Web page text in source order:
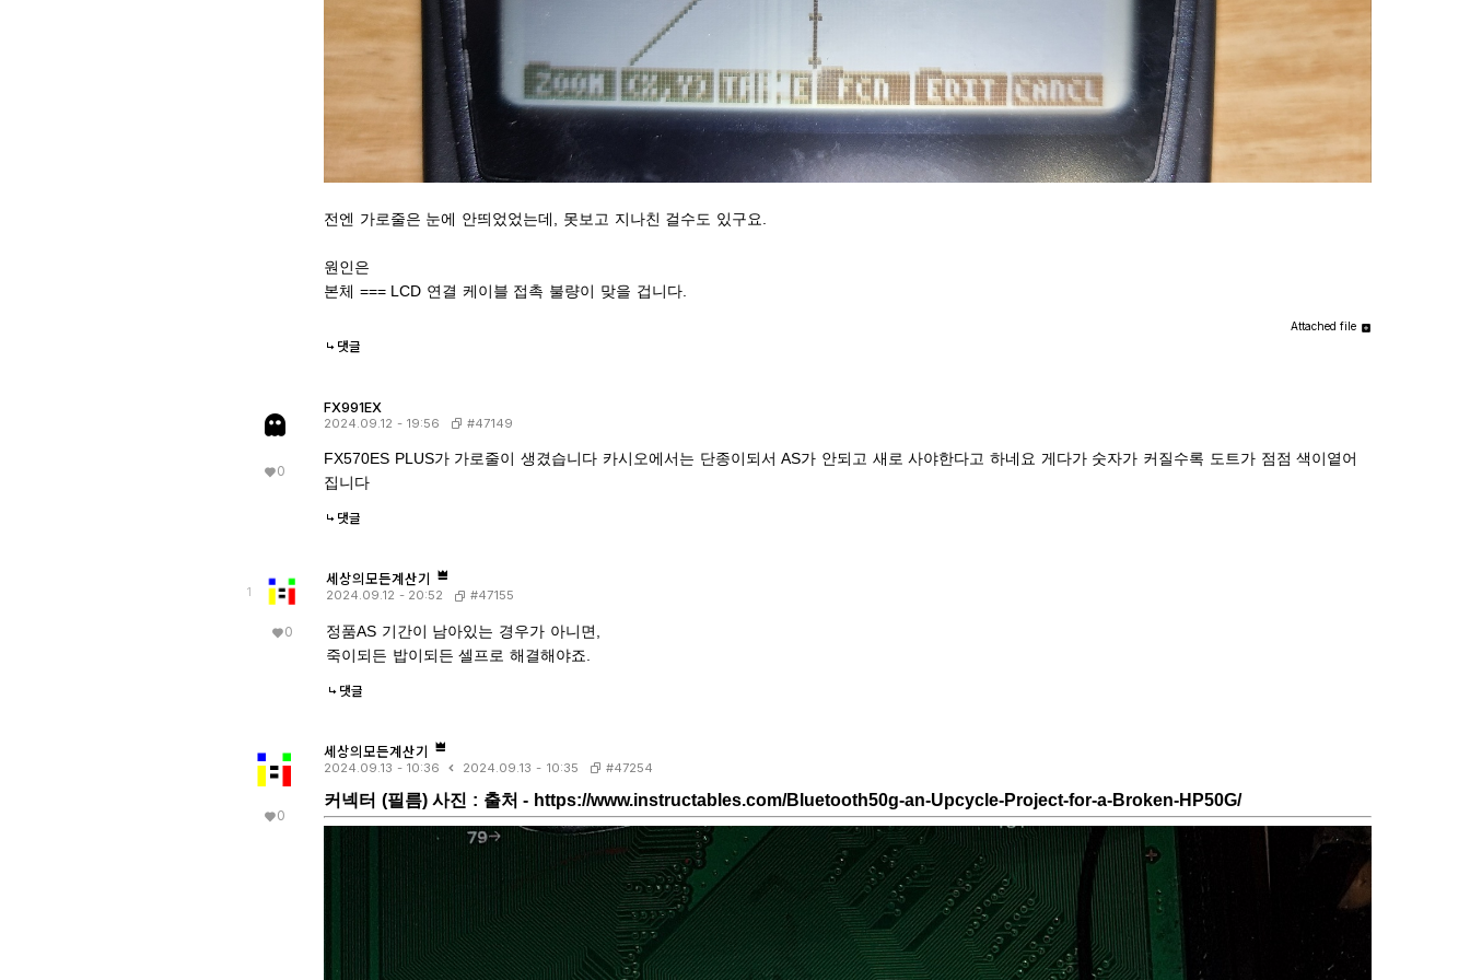
전엔 가로줄은 눈에 안띄었었는데, 못보고 지나친 걸수도 있구요.
원인은
본체 === LCD 연결 케이블 접촉 불량이 맞을 겁니다.
Attached file
댓글
0
FX991EX
2024.09.12 - 19:56 #47149
FX570ES PLUS가 가로줄이 생겼습니다 카시오에서는 단종이되서 AS가 안되고 새로 사야한다고 하네요 게다가 숫자가 커질수록 도트가 점점 색이옅어
집니다
댓글
1
0
세상의모든계산기
2024.09.12 - 20:52 #47155
정품AS 기간이 남아있는 경우가 아니면,
죽이되든 밥이되든 셀프로 해결해야죠.
댓글
0
세상의모든계산기
2024.09.13 - 10:36 2024.09.13 - 10:35 #47254
커넥터 (필름) 사진 : 출처 - https://www.instructables.com/Bluetooth50g-an-Upcycle-Project-for-a-Broken-HP50G/